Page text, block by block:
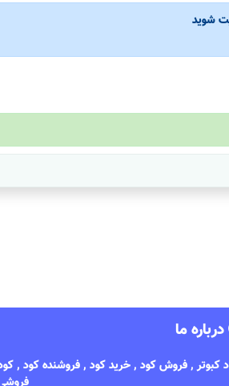
شوید
درباره ما
کبوتر , فروش کود , خرید کود , فروشنده کود ,